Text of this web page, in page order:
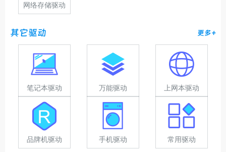
网络存储驱动
其它驱动 更多+
笔记本驱动 万能驱动 上网本驱动
品牌机驱动 手机驱动 常用驱动